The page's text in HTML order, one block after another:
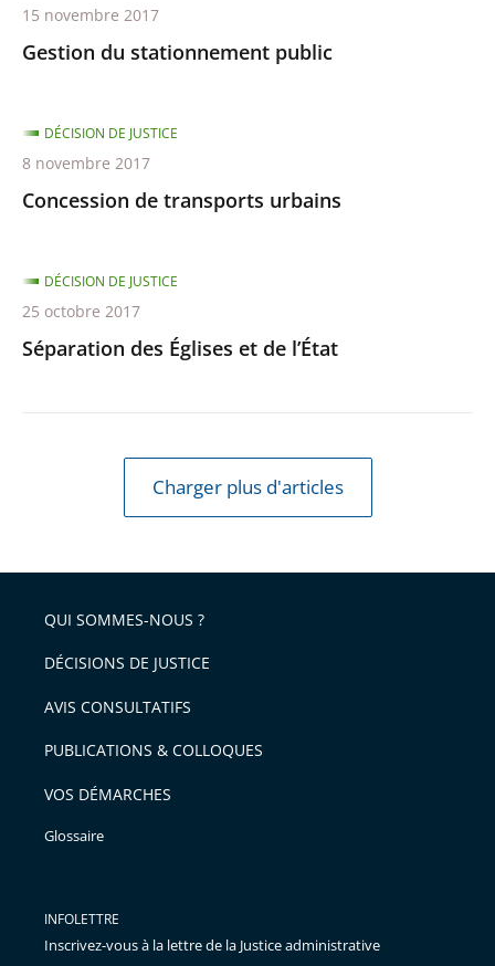
Gestion du stationnement public
15 novembre 2017
Concession de transports urbains
DÉCISION DE JUSTICE
8 novembre 2017
Séparation des Églises et de l’État
DÉCISION DE JUSTICE
25 octobre 2017
Charger plus d'articles
QUI SOMMES-NOUS ?
DÉCISIONS DE JUSTICE
AVIS CONSULTATIFS
PUBLICATIONS & COLLOQUES
VOS DÉMARCHES
Glossaire
INFOLETTRE
Inscrivez-vous à la lettre de la Justice administrative